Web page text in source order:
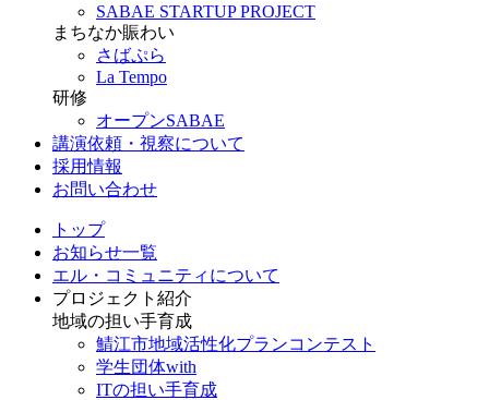
SABAE STARTUP PROJECT
まちなか賑わい
さばぷら
La Tempo
研修
オープンSABAE
講演依頼・視察について
採用情報
お問い合わせ
トップ
お知らせ一覧
エル・コミュニティについて
プロジェクト紹介
地域の担い手育成
鯖江市地域活性化プランコンテスト
学生団体with
ITの担い手育成